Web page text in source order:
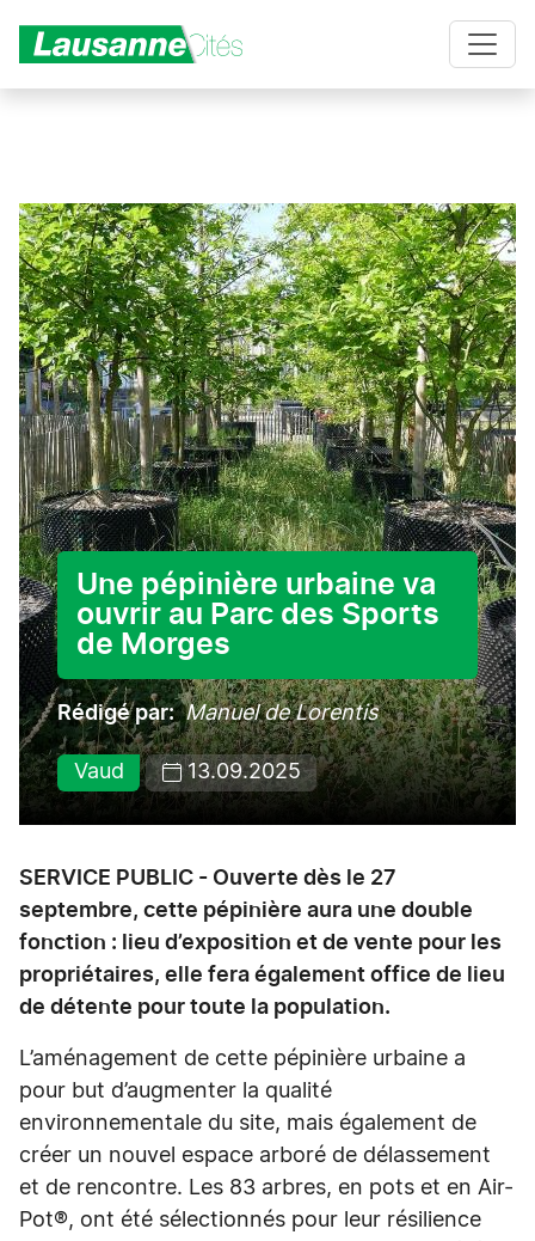
Une pépinière urbaine va
ouvrir au Parc des Sports
de Morges
Rédigé par Manuel de Lorentis
Vaud 13.09.2025
SERVICE PUBLIC - Ouverte dès le 27
septembre, cette pépinière aura une double
fonction : lieu d’exposition et de vente pour les
propriétaires, elle fera également office de lieu
de détente pour toute la population.
L’aménagement de cette pépinière urbaine a
pour but d’augmenter la qualité
environnementale du site, mais également de
créer un nouvel espace arboré de délassement
et de rencontre. Les 83 arbres, en pots et en Air-
Pot®, ont été sélectionnés pour leur résilience